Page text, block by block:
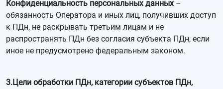
Конфиденциальность персональных данных–
обязанность Оператора и иных лиц, получивших доступ
к ПДн, не раскрывать третьим лицам и не
распространять ПДн без согласия субъекта ПДн, если
иное не предусмотрено федеральным законом.
3.Цели обработки ПДн, категории субъектов ПДн,